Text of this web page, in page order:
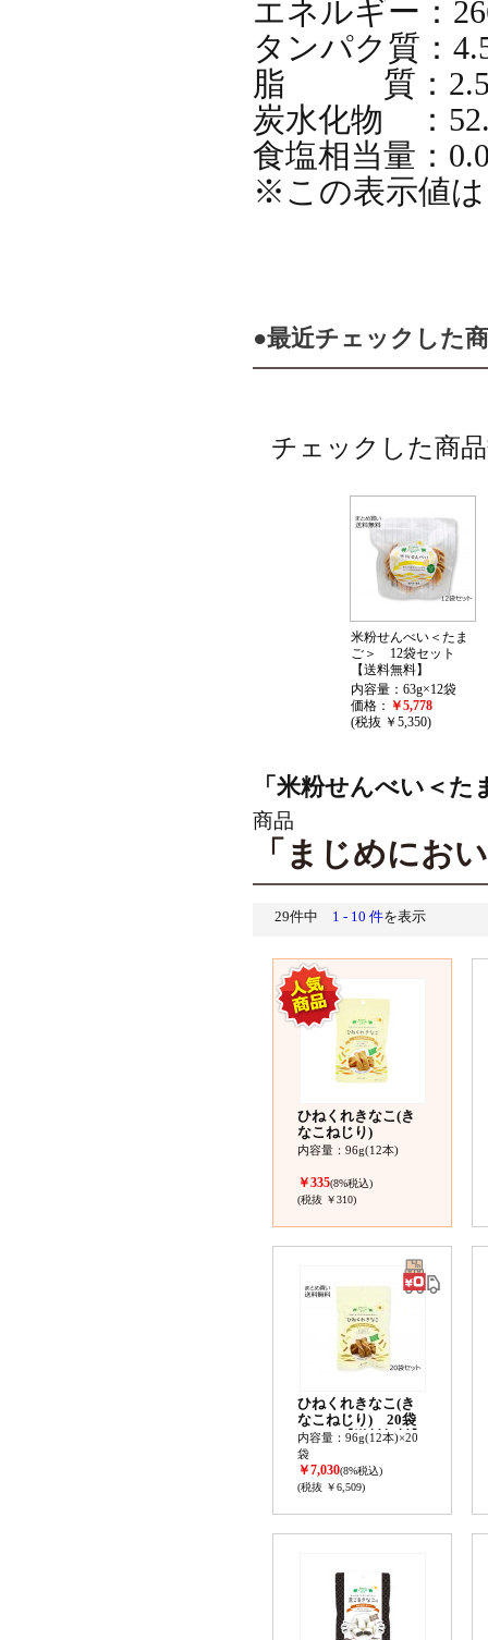
エネルギー：
タンパク質：
脂 質：
炭水化物 ：
食塩相当量：
※この表示値
●最近チェックした
チェックした商
米粉せんべい＜たま
ご＞ 12袋セット
【送料無料】
内容量：63g×12袋
価格： ￥5,778
(税抜 ￥5,350)
「米粉せんべい＜
商品
「まじめにお
29件中 1 - 10 件を表示
ひねくれきなこ(き
なこねじり)
内容量：96g(12本)
￥335(8%税込)
(税抜 ￥310)
ひねくれきなこ(き
なこねじり) 20袋
セット【送料無料】
内容量：96g(12本)×20
袋
￥7,030(8%税込)
(税抜 ￥6,509)